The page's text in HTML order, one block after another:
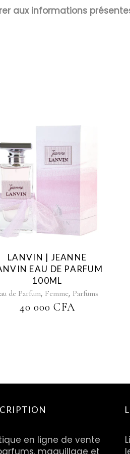
aux informations
LANVIN | JEANNE
EAU DE PARFUM
100ML
de Parfum, Femme, Parfums
40 000CFA
en ligne de vente
maquillage et